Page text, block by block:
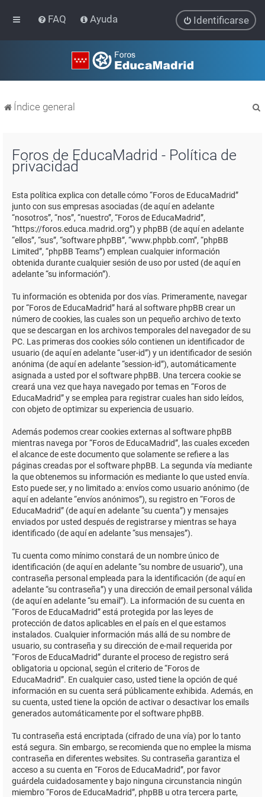
FAQ Ayuda Identificarse
Índice general
Foros de EducaMadrid - Política de
privacidad
Esta política explica con detalle cómo “Foros de EducaMadrid”
junto con sus empresas asociadas (de aquí en adelante
“nosotros”, “nos”, “nuestro”, “Foros de EducaMadrid”,
“https://foros.educa.madrid.org”) y phpBB (de aquí en adelante
“ellos”, “sus”, “software phpBB”, “www.phpbb.com”, “phpBB
Limited”, “phpBB Teams”) emplean cualquier información
obtenida durante cualquier sesión de uso por usted (de aquí en
adelante “su información”).
Tu información es obtenida por dos vías. Primeramente, navegar
por “Foros de EducaMadrid” hará al software phpBB crear un
número de cookies, las cuales son un pequeño archivo de texto
que se descargan en los archivos temporales del navegador de su
PC. Las primeras dos cookies sólo contienen un identificador de
usuario (de aquí en adelante “user-id”) y un identificador de sesión
anónima (de aquí en adelante “session-id”), automáticamente
asignada a usted por el software phpBB. Una tercera cookie se
creará una vez que haya navegado por temas en “Foros de
EducaMadrid” y se emplea para registrar cuales han sido leídos,
con objeto de optimizar su experiencia de usuario.
Además podemos crear cookies externas al software phpBB
mientras navega por “Foros de EducaMadrid”, las cuales exceden
el alcance de este documento que solamente se refiere a las
páginas creadas por el software phpBB. La segunda vía mediante
la que obtenemos su información es mediante lo que usted envía.
Esto puede ser, y no limitado a: envíos como usuario anónimo (de
aquí en adelante “envíos anónimos”), su registro en “Foros de
EducaMadrid” (de aquí en adelante “su cuenta”) y mensajes
enviados por usted después de registrarse y mientras se haya
identificado (de aquí en adelante “sus mensajes”).
Tu cuenta como mínimo constará de un nombre único de
identificación (de aquí en adelante “su nombre de usuario”), una
contraseña personal empleada para la identificación (de aquí en
adelante “su contraseña”) y una dirección de email personal válida
(de aquí en adelante “su email”). La información de su cuenta en
“Foros de EducaMadrid” está protegida por las leyes de
protección de datos aplicables en el país en el que estamos
instalados. Cualquier información más allá de su nombre de
usuario, su contraseña y su dirección de e-mail requerida por
“Foros de EducaMadrid” durante el proceso de registro será
obligatoria u opcional, según el criterio de “Foros de
EducaMadrid”. En cualquier caso, usted tiene la opción de qué
información en su cuenta será públicamente exhibida. Además, en
su cuenta, usted tiene la opción de activar o desactivar los emails
generados automáticamente por el software phpBB.
Tu contraseña está encriptada (cifrado de una vía) por lo tanto
está segura. Sin embargo, se recomienda que no emplee la misma
contraseña en diferentes websites. Su contraseña garantiza el
acceso a su cuenta en “Foros de EducaMadrid”, por favor
guárdela cuidadosamente y bajo ninguna circunstancia ningún
miembro “Foros de EducaMadrid”, phpBB u otra tercera parte,